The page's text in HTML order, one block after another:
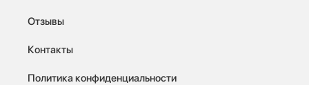
Отзывы
Контакты
Политика конфиденциальности